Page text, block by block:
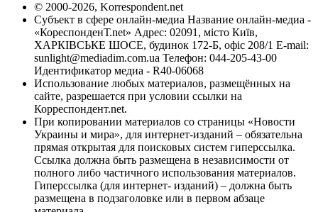
© 2000-2026, Korrespondent.net
Субъект в сфере онлайн-медиа Название онлайн-медиа -
«КореспонденТ.net» Адрес: 02091, місто Київ,
ХАРКІВСЬКЕ ШОСЕ, будинок 172-Б, офіс 208/1 E-mail:
sunlight@mediadim.com.ua Телефон: 044-205-43-00
Идентификатор медиа - R40-06068
Использование любых материалов, размещённых на
сайте, разрешается при условии ссылки на
Корреспондент.net.
При копировании материалов со страницы «Новости
Украины и мира», для интернет-изданий – обязательна
прямая открытая для поисковых систем гиперссылка.
Ссылка должна быть размещена в независимости от
полного либо частичного использования материалов.
Гиперссылка (для интернет- изданий) – должна быть
размещена в подзаголовке или в первом абзаце